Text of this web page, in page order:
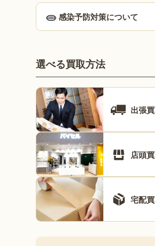
感染予防対策について
選べる買取方法
出張
店頭
宅配